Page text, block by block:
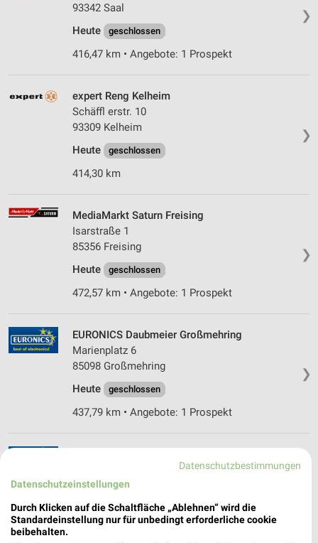
❯
93342 Saal
Heute
geschlossen
416,47 km • Angebote: 1 Prospekt
❯
expert Reng Kelheim
Schäffl erstr. 10
93309 Kelheim
Heute
geschlossen
414,30 km
❯
MediaMarkt Saturn Freising
Isarstraße 1
85356 Freising
Heute
geschlossen
472,57 km • Angebote: 1 Prospekt
❯
EURONICS Daubmeier Großmehring
Marienplatz 6
85098 Großmehring
Heute
geschlossen
437,79 km • Angebote: 1 Prospekt
85354 Freising
Heute geschlossen
Datenschutzbestimmungen
Datenschutzeinstellungen
Durch Klicken auf die Schaltfläche „Ablehnen“ wird die
Standardeinstellung nur für unbedingt erforderliche cookie
beibehalten.